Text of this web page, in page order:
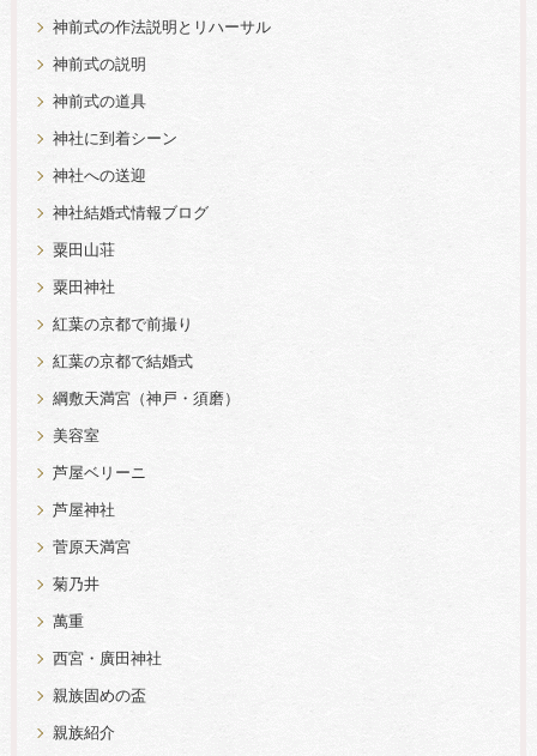
神前式の作法説明とリハーサル
神前式の説明
神前式の道具
神社に到着シーン
神社への送迎
神社結婚式情報ブログ
粟田山荘
粟田神社
紅葉の京都で前撮り
紅葉の京都で結婚式
綱敷天満宮（神戸・須磨）
美容室
芦屋ベリーニ
芦屋神社
菅原天満宮
菊乃井
萬重
西宮・廣田神社
親族固めの盃
親族紹介